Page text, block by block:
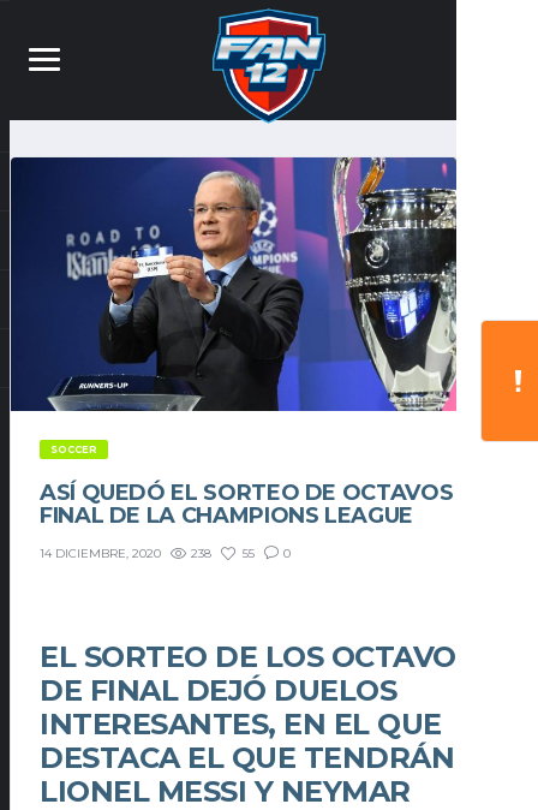
SOCCER
ASÍ QUEDÓ EL SORTEO DE OCTAVOS DE
FINAL DE LA CHAMPIONS LEAGUE
14 DICIEMBRE, 2020 238 55 0
EL SORTEO DE LOS OCTAVOS
DE FINAL DEJÓ DUELOS
INTERESANTES, EN EL QUE
DESTACA EL QUE TENDRÁN
LIONEL MESSI Y NEYMAR